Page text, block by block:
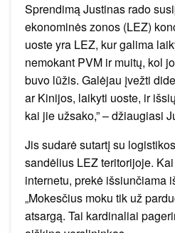
Sprendimą Justinas rado
ekonominės zonos (LEZ)
uoste yra LEZ, kur galima
nemokant PVM ir muitų, kol
buvo lūžis. Galėjau įvežti
ar Kinijos, laikyti uoste, ir
kai jie užsako,” – džiaugiasi
Jis sudarė sutartį su
sandėlius LEZ teritorijoje.
internetu, prekė išsiunčiama
„Mokesčius moku tik už
atsargą. Tai kardinaliai